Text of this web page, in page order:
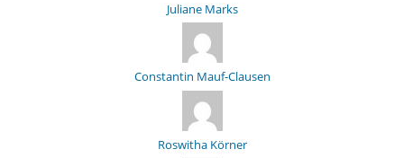
Juliane Marks
Constantin Mauf-Clausen
Roswitha Körner